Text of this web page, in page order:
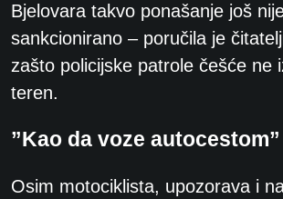
Bjelovara takvo ponašanje još
sankcionirano – poručila je
zašto policijske patrole češće ne
teren.
”Kao da voze autocestom”
Osim motociklista, upozorava i